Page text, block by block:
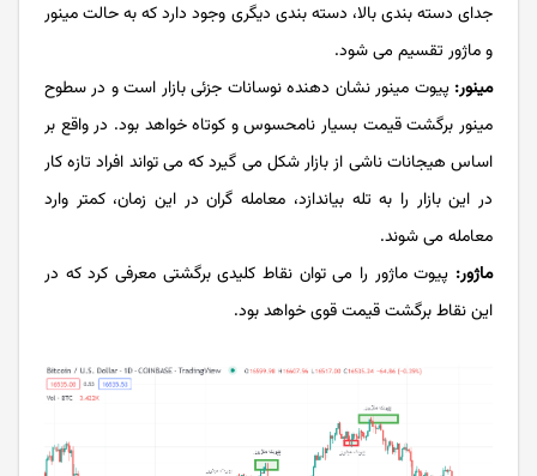
جدای دسته بندی بالا، دسته بندی دیگری وجود دارد که به حالت مینور
و ماژور تقسیم می شود.
مینور: پیوت مینور نشان ‌دهنده نوسانات جزئی بازار است و در سطوح
مینور برگشت قیمت بسیار نامحسوس و کوتاه خواهد بود. در واقع بر
اساس هیجانات ناشی از بازار شکل می ‌گیرد که می ‌تواند افراد تازه کار
در این بازار را به تله بیاندازد، معامله‌ گران در این زمان، کمتر وارد
معامله می ‌شوند.
ماژور: پیوت ماژور را می ‌توان نقاط کلیدی برگشتی معرفی کرد که در
این نقاط برگشت قیمت قوی خواهد بود.